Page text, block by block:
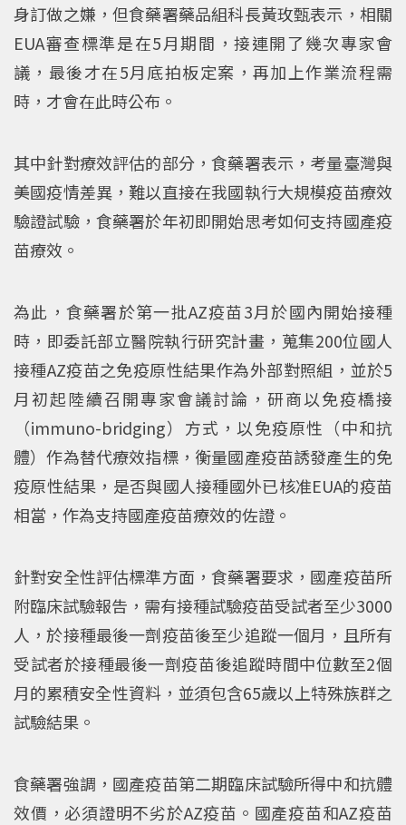
身訂做之嫌，但食藥署藥品組科長黃玫甄表示，相關
EUA審查標準是在5月期間，接連開了幾次專家會
議，最後才在5月底拍板定案，再加上作業流程需
時，才會在此時公布。
其中針對療效評估的部分，食藥署表示，考量臺灣與
美國疫情差異，難以直接在我國執行大規模疫苗療效
驗證試驗，食藥署於年初即開始思考如何支持國產疫
苗療效。
為此，食藥署於第一批AZ疫苗3月於國內開始接種
時，即委託部立醫院執行研究計畫，蒐集200位國人
接種AZ疫苗之免疫原性結果作為外部對照組，並於5
月初起陸續召開專家會議討論，研商以免疫橋接
（immuno-bridging）方式，以免疫原性（中和抗
體）作為替代療效指標，衡量國產疫苗誘發產生的免
疫原性結果，是否與國人接種國外已核准EUA的疫苗
相當，作為支持國產疫苗療效的佐證。
針對安全性評估標準方面，食藥署要求，國產疫苗所
附臨床試驗報告，需有接種試驗疫苗受試者至少3000
人，於接種最後一劑疫苗後至少追蹤一個月，且所有
受試者於接種最後一劑疫苗後追蹤時間中位數至2個
月的累積安全性資料，並須包含65歲以上特殊族群之
試驗結果。
食藥署強調，國產疫苗第二期臨床試驗所得中和抗體
效價，必須證明不劣於AZ疫苗。國產疫苗和AZ疫苗